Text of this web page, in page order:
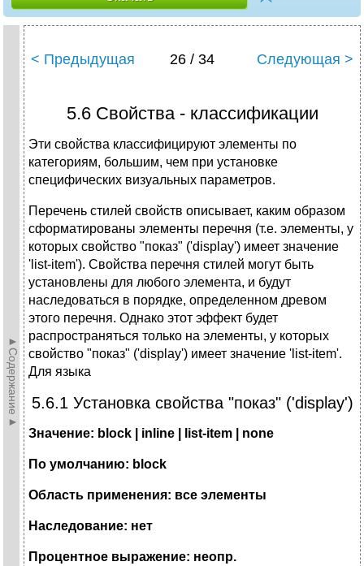
►Содержание►
< Предыдущая 26 / 34 Следующая >
5.6 Свойства - классификации
Эти свойства классифицируют элементы по
категориям, большим, чем при установке
специфических визуальных параметров.
Перечень стилей свойств описывает, каким образом
сформатированы элементы перечня (т.е. элементы, у
которых свойство "показ" ('display') имеет значение
'list-item'). Свойства перечня стилей могут быть
установлены для любого элемента, и будут
наследоваться в порядке, определенном древом
этого перечня. Однако этот эффект будет
распространяться только на элементы, у которых
свойство "показ" ('display') имеет значение 'list-item'.
Для языка
5.6.1 Установка свойства "показ" ('display')
Значение: block | inline | list-item | none
По умолчанию: block
Область применения: все элементы
Наследование: нет
Процентное выражение: неопр.